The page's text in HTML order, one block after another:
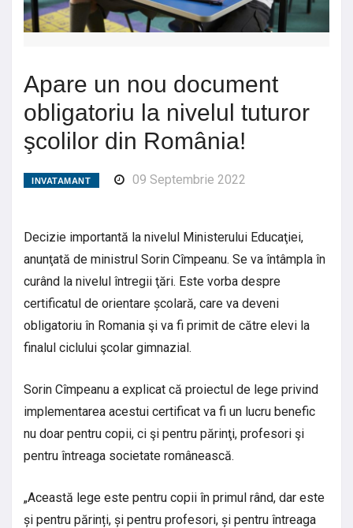
Apare un nou document
obligatoriu la nivelul tuturor
şcolilor din România!
INVATAMANT 09 Septembrie 2022
Decizie importantă la nivelul Ministerului Educaţiei,
anunţată de ministrul Sorin Cîmpeanu. Se va întâmpla în
curând la nivelul întregii ţări. Este vorba despre
certificatul de orientare școlară, care va deveni
obligatoriu în Romania şi va fi primit de către elevi la
finalul ciclului şcolar gimnazial.
Sorin Cîmpeanu a explicat că proiectul de lege privind
implementarea acestui certificat va fi un lucru benefic
nu doar pentru copii, ci şi pentru părinţi, profesori şi
pentru întreaga societate românească.
„Această lege este pentru copii în primul rând, dar este
și pentru părinți, și pentru profesori, și pentru întreaga